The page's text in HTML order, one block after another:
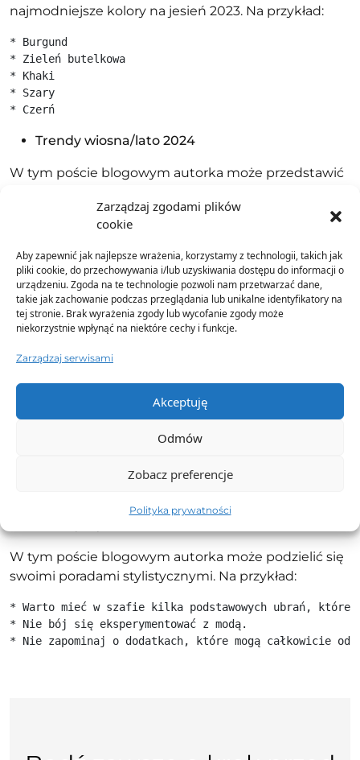
Zarządzaj zgodami plików
cookie
Aby zapewnić jak najlepsze wrażenia, korzystamy z technologii, takich jak
pliki cookie, do przechowywania i/lub uzyskiwania dostępu do informacji o
urządzeniu. Zgoda na te technologie pozwoli nam przetwarzać dane,
takie jak zachowanie podczas przeglądania lub unikalne identyfikatory na
tej stronie. Brak wyrażenia zgody lub wycofanie zgody może
niekorzystnie wpłynąć na niektóre cechy i funkcje.
Zarządzaj serwisami
Akceptuję
Odmów
Zobacz preferencje
Polityka prywatności
najmodniejsze kolory na jesień 2023. Na przykład:
* Burgund
* Zieleń butelkowa
* Khaki
* Szary
Trendy wiosna/lato 2024
W tym poście blogowym autorka może przedstawić
* Zwiewne sukienki
* Jasne kolory
* Oversize
kilka porad, jak dobrać ubrania do swojej figury. Na
przykład:
* Kobiety o sylwetce klepsydry mogą wybierać
* Kobiety o sylwetce gruszka powinny wybierać
W tym poście blogowym autorka może podzielić się
swoimi poradami stylistycznymi. Na przykład:
* Warto mieć w szafie kilka podstawowych ubrań, które
* Nie bój się eksperymentować z modą.